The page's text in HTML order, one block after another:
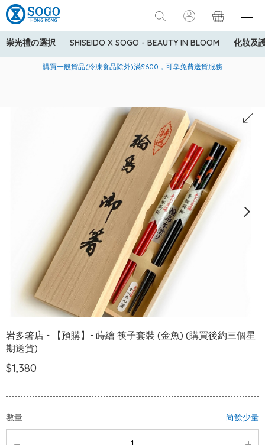
崇光禮の選択 SHISEIDO X SOGO - BEAUTY IN BLOOM 化妝及
美國運通Explorer®信用卡會員購物禮遇：高達5%簽賬回贈！
購買一般貨品(冷凍食品除外)滿$600，可享免費送貨服務
寄送中國內地服務只適用於指定商品，若訂單金額少於HK$600(折
岩多箸店 - 【預購】- 蒔繪 筷子套裝 (金魚) (購買後約三個星
期送貨)
$1,380
數量 尚餘少量